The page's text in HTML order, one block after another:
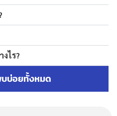
ไร?
บ่อยทั้งหมด